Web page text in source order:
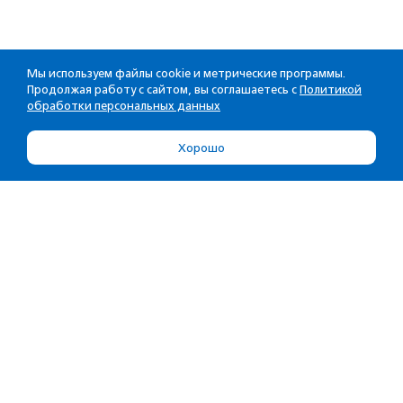
Мы используем файлы cookie и метрические программы.
Продолжая работу с сайтом, вы соглашаетесь с Политикой
обработки персональных данных
Хорошо